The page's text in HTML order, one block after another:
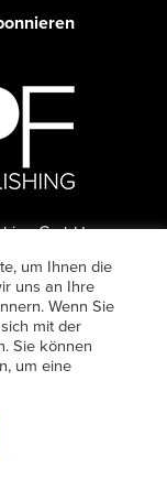
GmbH
rights
Feed
um Ihnen die
uns an Ihre
Wenn Sie
mit der
Sie können
um eine